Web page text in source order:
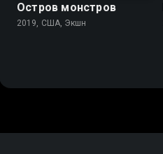
Остров монстров
2019, США, Экшн